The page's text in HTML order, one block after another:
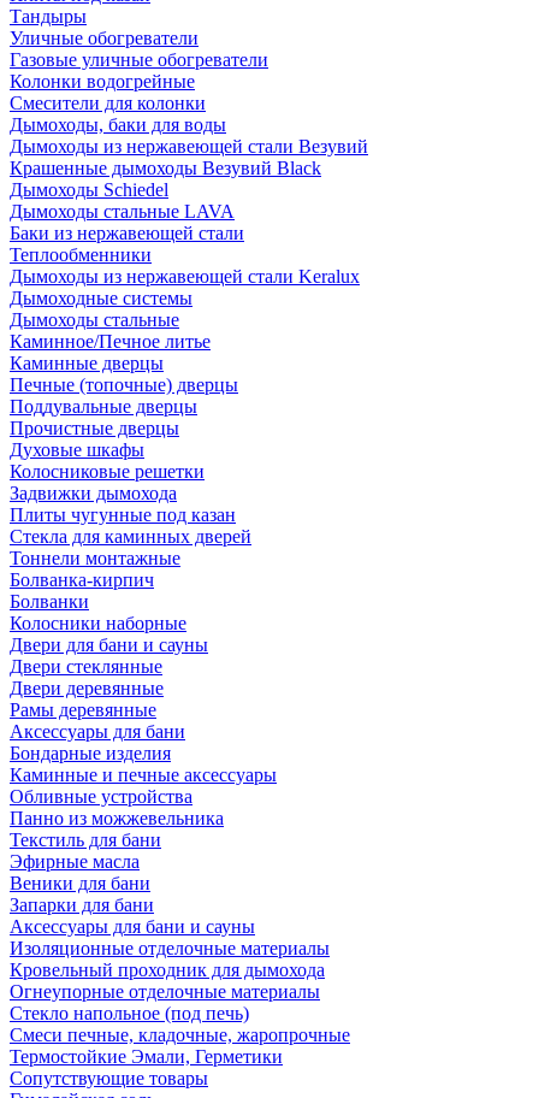
Тандыры
Уличные обогреватели
Газовые уличные обогреватели
Колонки водогрейные
Смесители для колонки
Дымоходы, баки для воды
Дымоходы из нержавеющей стали Везувий
Крашенные дымоходы Везувий Black
Дымоходы Schiedel
Дымоходы стальные LAVA
Баки из нержавеющей стали
Теплообменники
Дымоходы из нержавеющей стали Keralux
Дымоходные системы
Дымоходы стальные
Каминное/Печное литье
Каминные дверцы
Печные (топочные) дверцы
Поддувальные дверцы
Прочистные дверцы
Духовые шкафы
Колосниковые решетки
Задвижки дымохода
Плиты чугунные под казан
Стекла для каминных дверей
Тоннели монтажные
Болванка-кирпич
Болванки
Колосники наборные
Двери для бани и сауны
Двери стеклянные
Двери деревянные
Рамы деревянные
Аксессуары для бани
Бондарные изделия
Каминные и печные аксессуары
Обливные устройства
Панно из можжевельника
Текстиль для бани
Эфирные масла
Веники для бани
Запарки для бани
Аксессуары для бани и сауны
Изоляционные отделочные материалы
Кровельный проходник для дымохода
Огнеупорные отделочные материалы
Стекло напольное (под печь)
Смеси печные, кладочные, жаропрочные
Термостойкие Эмали, Герметики
Сопутствующие товары